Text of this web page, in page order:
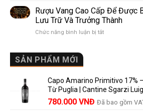
Dễ
Hiểu
Người
khác
nhau
và
vì
lựa
chọn
đáng
en
Bouteille
au
Château
nhãn
rượu
vang
Rượu Vang Cao Cấp Để Được
Lưu Trữ Và Trưởng Thành
Chức năng bình luận bị tắtở
Được
Bao
Lâu?
Hướng
SẢN PHẨM MỚI
Capo Amarino Primitivo 17%
Từ Puglia | Cantine Sgarzi
Giá
780.000 VNĐ Giá
Đã bao gồm